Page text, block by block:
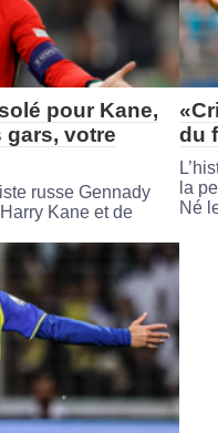
pour Kane,
gars, votre
russe Gennady
Kane et de
du
la
Né